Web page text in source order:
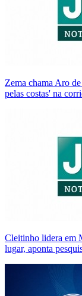
Zema chama Aro
pelas costas' na
Cleitinho lidera em
lugar, aponta